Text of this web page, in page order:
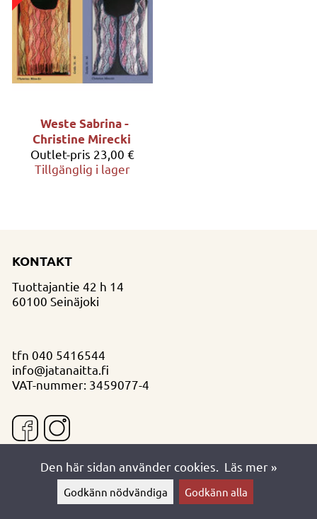
Weste Sabrina -
Christine Mirecki
Outlet-pris 23,00 €
Tillgänglig i lager
KONTAKT
Tuottajantie 42 h 14
60100 Seinäjoki
tfn 040 5416544
info@jatanaitta.fi
VAT-nummer: 3459077-4
Den här sidan använder cookies. Läs mer »
Godkänn nödvändiga Godkänn alla